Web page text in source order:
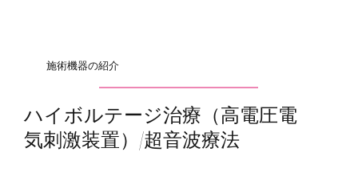
ハイボルテージ治療（高電圧電
気刺激装置）/超音波療法
施術機器の紹介